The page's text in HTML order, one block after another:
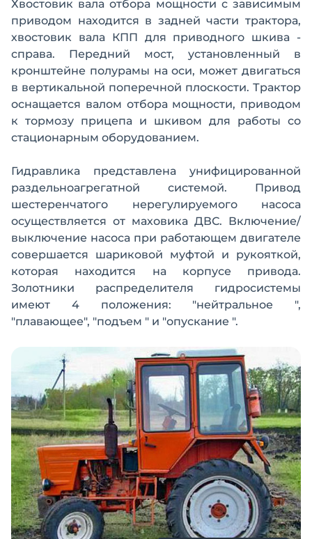
Хвостовик вала отбора мощности с зависимым
приводом находится в задней части трактора,
хвостовик вала КПП для приводного шкива -
справа. Передний мост, установленный в
кронштейне полурамы на оси, может двигаться
в вертикальной поперечной плоскости. Трактор
оснащается валом отбора мощности, приводом
к тормозу прицепа и шкивом для работы со
стационарным оборудованием.
Гидравлика представлена унифицированной
раздельноагрегатной системой. Привод
шестеренчатого нерегулируемого насоса
осуществляется от маховика ДВС. Включение/
выключение насоса при работающем двигателе
совершается шариковой муфтой и рукояткой,
которая находится на корпусе привода.
Золотники распределителя гидросистемы
имеют 4 положения: "нейтральное ",
"плавающее", "подъем " и "опускание ".